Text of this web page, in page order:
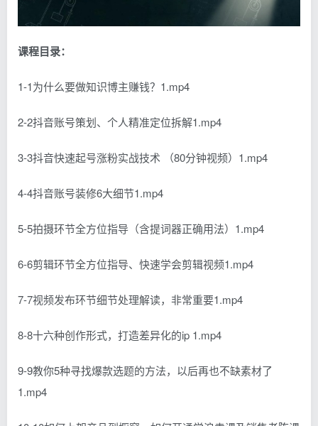
课程目录：
1-1为什么要做知识博主赚钱？1.mp4
2-2抖音账号策划、个人精准定位拆解1.mp4
3-3抖音快速起号涨粉实战技术 （80分钟视频）1.mp4
4-4抖音账号装修6大细节1.mp4
5-5拍摄环节全方位指导（含提词器正确用法）1.mp4
6-6剪辑环节全方位指导、快速学会剪辑视频1.mp4
7-7视频发布环节细节处理解读，非常重要1.mp4
8-8十六种创作形式，打造差异化的ip 1.mp4
9-9教你5种寻找爆款选题的方法，以后再也不缺素材了
1.mp4